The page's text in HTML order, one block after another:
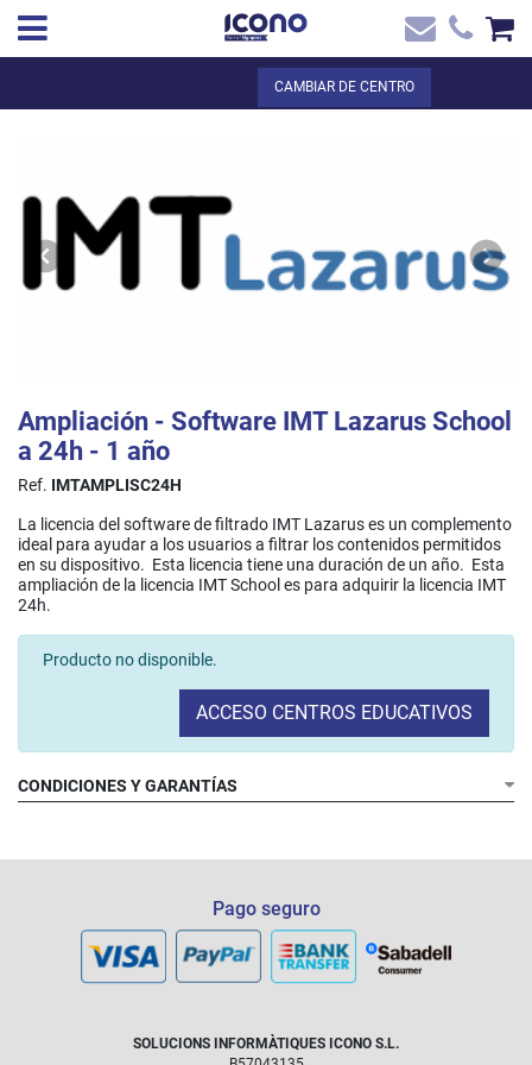
VER LA CESTA
ES ✖
Inicio
CAMBIAR DE CENTRO
Ampliación - Software IMT Lazarus School
a 24h - 1 año
Ref. IMTAMPLISC24H
La licencia del software de filtrado IMT Lazarus es un complemento
ideal para ayudar a los usuarios a filtrar los contenidos permitidos
en su dispositivo. Esta licencia tiene una duración de un año. Esta
ampliación de la licencia IMT School es para adquirir la licencia IMT
24h.
Producto no disponible.
ACCESO CENTROS EDUCATIVOS
CONDICIONES Y GARANTÍAS
Pago seguro
SOLUCIONS INFORMÀTIQUES ICONO S.L.